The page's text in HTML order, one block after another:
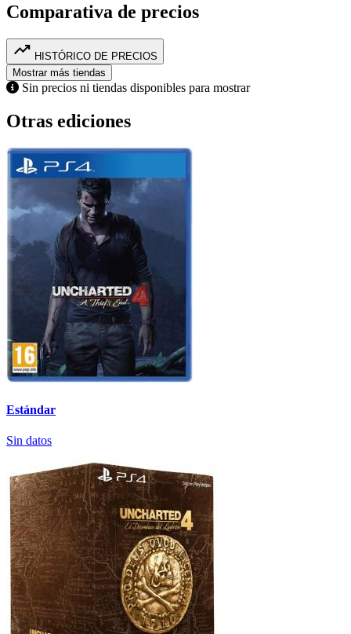
Comparativa de precios
trending_up HISTÓRICO DE PRECIOS
Mostrar más tiendas
Sin precios ni tiendas disponibles para mostrar
Otras ediciones
Estándar
Sin datos